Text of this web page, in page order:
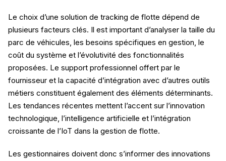
Le choix d’une solution de tracking de flotte dépend de
plusieurs facteurs clés. Il est important d’analyser la taille du
parc de véhicules, les besoins spécifiques en gestion, le
coût du système et l’évolutivité des fonctionnalités
proposées. Le support professionnel offert par le
fournisseur et la capacité d’intégration avec d’autres outils
métiers constituent également des éléments déterminants.
Les tendances récentes mettent l’accent sur l’innovation
technologique, l’intelligence artificielle et l’intégration
croissante de l’IoT dans la gestion de flotte.
Les gestionnaires doivent donc s’informer des innovations